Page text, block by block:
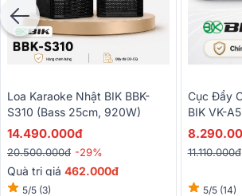
Loa Karaoke Nhật BIK BBK-
S310 (Bass 25cm, 920W)
14.490.000đ
20.500.000đ -29%
Quà trị giá 462.000đ
5/5 (3)
Cục Đẩy
BIK VK-
Xuyến,
11.110.000đ
5/5 (14)